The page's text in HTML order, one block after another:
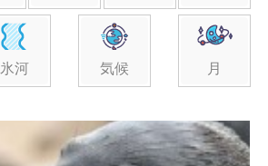
氷河 気候 月